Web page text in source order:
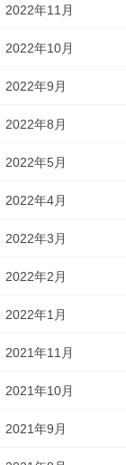
2022年11月
2022年10月
2022年9月
2022年8月
2022年5月
2022年4月
2022年3月
2022年2月
2022年1月
2021年11月
2021年10月
2021年9月